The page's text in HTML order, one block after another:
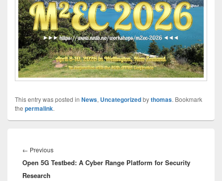
This entry was posted in News, Uncategorizedbythomas. Bookmark
the permalink.
← PreviousPrevious
post:
Open 5G Testbed: A Cyber Range Platform for Security
Research